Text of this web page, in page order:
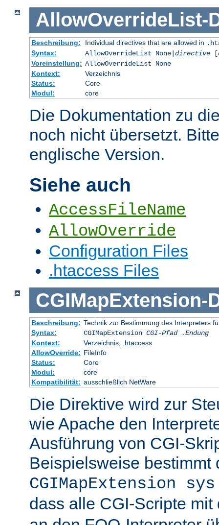
AllowOverrideList-
Beschreibung: Individual directives that are allowed in
Syntax:
AllowOverrideList None| directive[
Voreinstellung: AllowOverrideList None
Kontext:
Verzeichnis
Status:
Core
Modul:
core
Die Dokumentation zu
noch nicht übersetzt.
englische Version.
Siehe auch
AccessFileName
AllowOverride
Configuration Files
.htaccess Files
CGIMapExtension-
Beschreibung: Technik zur Bestimmung des Interpreters
Syntax:
CGIMapExtension CGI-Pfad
.Endung
Kontext:
Verzeichnis, .htaccess
AllowOverride: FileInfo
Status:
Core
Modul:
core
Kompatibilität: ausschließlich NetWare
Die Direktive wird zur
wie Apache den
Ausführung von CGI-
Beispielsweise bestimmt
CGIMapExtension
dass alle CGI-Scripte